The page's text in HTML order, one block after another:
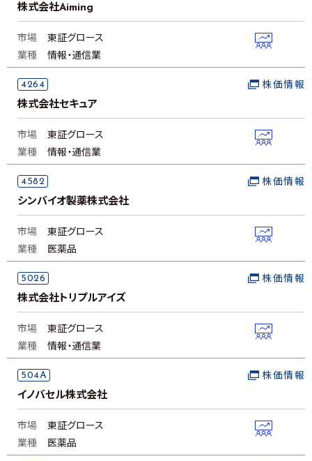
株式会社Aiming
市場
東証グロース
業種
情報・通信業
4264
株式会社セキュア
株価情報
市場
東証グロース
業種
情報・通信業
4582
シンバイオ製薬株式会社
株価情報
市場
東証グロース
業種
医薬品
5026
株式会社トリプルアイズ
株価情報
市場
東証グロース
業種
情報・通信業
504A
イノバセル株式会社
株価情報
市場
東証グロース
業種
医薬品